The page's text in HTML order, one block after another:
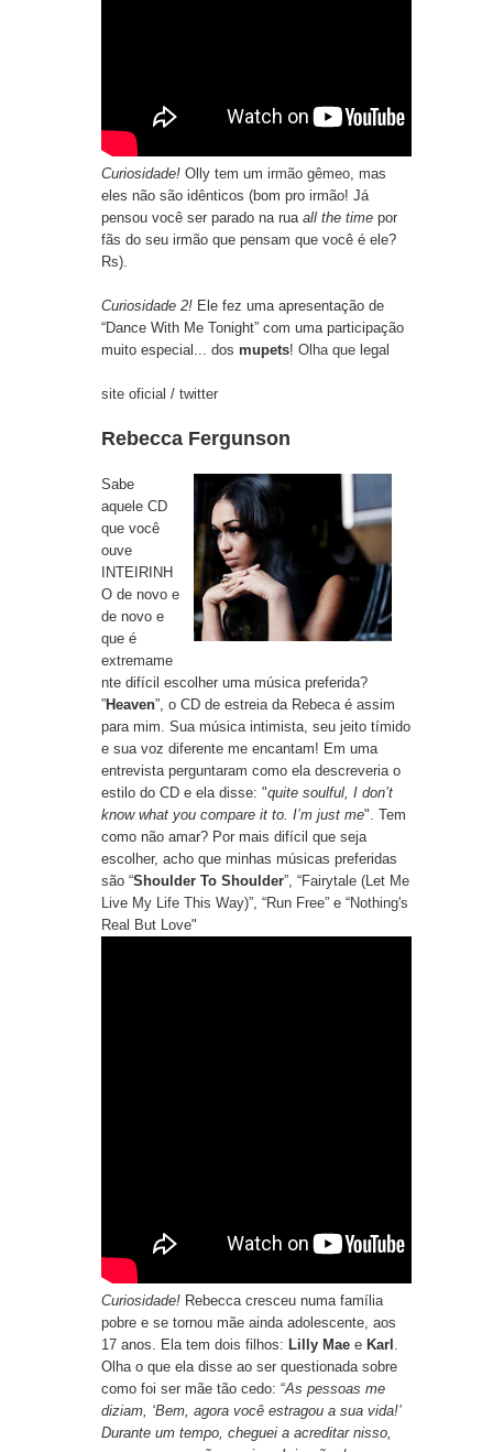
Curiosidade! Olly tem um irmão gêmeo, mas
eles não são idênticos (bom pro irmão! Já
pensou você ser parado na rua all the time por
fãs do seu irmão que pensam que você é ele?
Rs).
Curiosidade 2! Ele fez uma apresentação de
“Dance With Me Tonight” com uma participação
muito especial... dos mupets! Olha que legal
site oficial / twitter
Rebecca Fergunson
Sabe
aquele CD
que você
ouve
INTEIRINH
O de novo e
de novo e
que é
extremame
nte difícil escolher uma música preferida?
”Heaven”, o CD de estreia da Rebeca é assim
para mim. Sua música intimista, seu jeito tímido
e sua voz diferente me encantam! Em uma
entrevista perguntaram como ela descreveria o
estilo do CD e ela disse: "quite soulful, I don’t
know what you compare it to. I’m just me". Tem
como não amar? Por mais difícil que seja
escolher, acho que minhas músicas preferidas
são “Shoulder To Shoulder”, “Fairytale (Let Me
Live My Life This Way)”, “Run Free” e “Nothing's
Real But Love"
Curiosidade! Rebecca cresceu numa família
pobre e se tornou mãe ainda adolescente, aos
17 anos. Ela tem dois filhos: Lilly Mae e Karl .
Olha o que ela disse ao ser questionada sobre
como foi ser mãe tão cedo: “As pessoas me
diziam, ‘Bem, agora você estragou a sua vida!’
Durante um tempo, cheguei a acreditar nisso,